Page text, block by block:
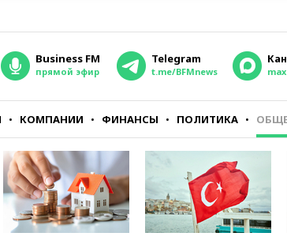
Business FM
прямой эфир
Telegram
t.me/BFMnews
КОМПАНИИ ФИНАНСЫ ПОЛИТИКА